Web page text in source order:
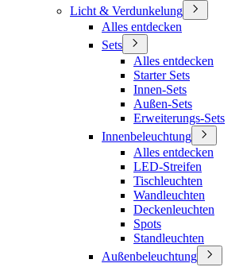
Licht & Verdunkelung
Alles entdecken
Sets
Alles entdecken
Starter Sets
Innen-Sets
Außen-Sets
Erweiterungs-Sets
Innenbeleuchtung
Alles entdecken
LED-Streifen
Tischleuchten
Wandleuchten
Deckenleuchten
Spots
Standleuchten
Außenbeleuchtung